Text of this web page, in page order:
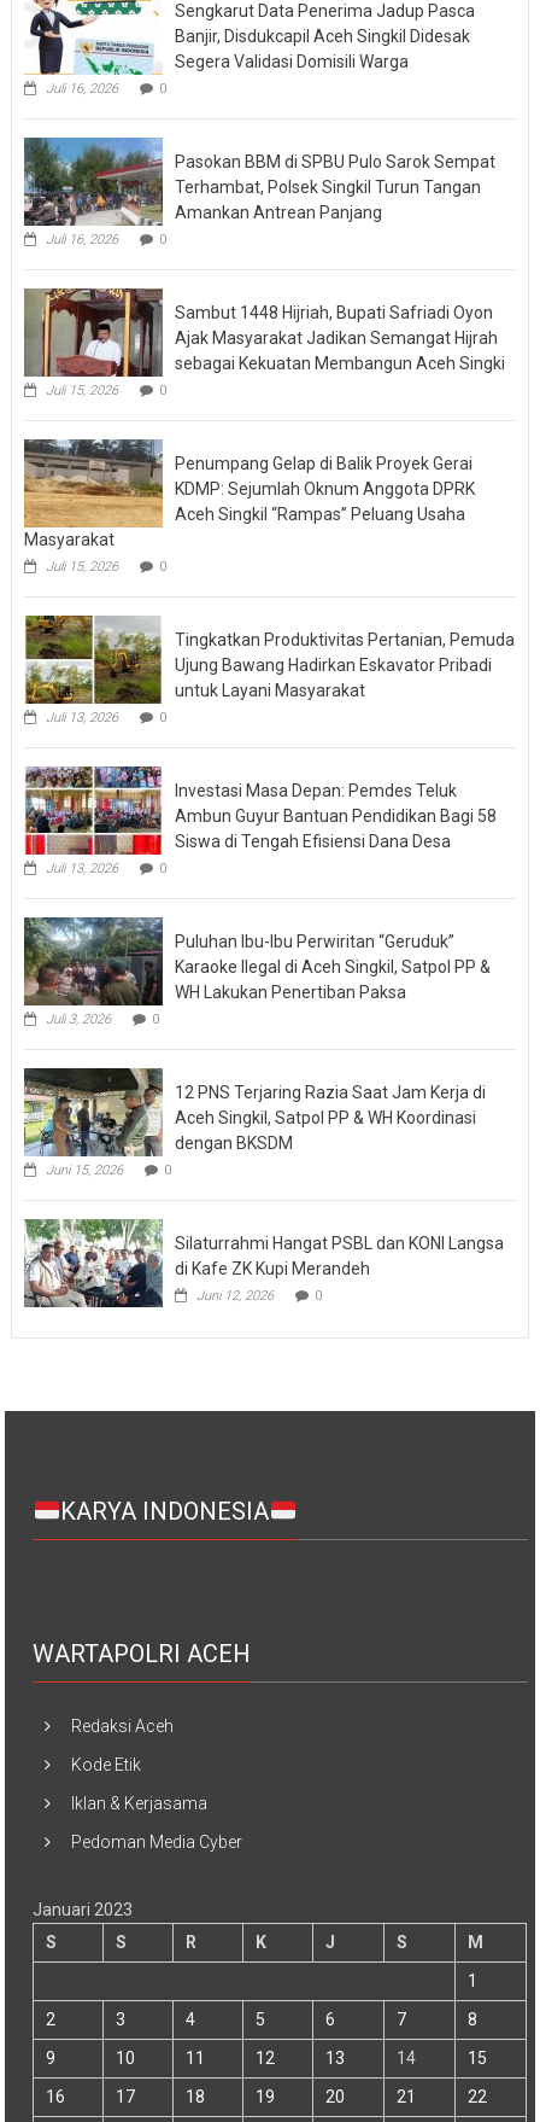
Sengkarut Data Penerima Jadup Pasca
Banjir, Disdukcapil Aceh Singkil Didesak
Segera Validasi Domisili Warga
Juli 16, 2026 0
Pasokan BBM di SPBU Pulo Sarok Sempat
Terhambat, Polsek Singkil Turun Tangan
Amankan Antrean Panjang
Juli 16, 2026 0
Sambut 1448 Hijriah, Bupati Safriadi Oyon
Ajak Masyarakat Jadikan Semangat Hijrah
sebagai Kekuatan Membangun Aceh Singki
Juli 15, 2026 0
Penumpang Gelap di Balik Proyek Gerai
KDMP: Sejumlah Oknum Anggota DPRK
Aceh Singkil “Rampas” Peluang Usaha
Masyarakat
Juli 15, 2026 0
Tingkatkan Produktivitas Pertanian, Pemuda
Ujung Bawang Hadirkan Eskavator Pribadi
untuk Layani Masyarakat
Juli 13, 2026 0
Investasi Masa Depan: Pemdes Teluk
Ambun Guyur Bantuan Pendidikan Bagi 58
Siswa di Tengah Efisiensi Dana Desa
Juli 13, 2026 0
Puluhan Ibu-Ibu Perwiritan “Geruduk”
Karaoke Ilegal di Aceh Singkil, Satpol PP &
WH Lakukan Penertiban Paksa
Juli 3, 2026 0
12 PNS Terjaring Razia Saat Jam Kerja di
Aceh Singkil, Satpol PP & WH Koordinasi
dengan BKSDM
Juni 15, 2026 0
Silaturrahmi Hangat PSBL dan KONI Langsa
di Kafe ZK Kupi Merandeh
Juni 12, 2026 0
KARYA INDONESIA
WARTAPOLRI ACEH
Redaksi Aceh
Kode Etik
Iklan & Kerjasama
Pedoman Media Cyber
Januari 2023
S
S R K J S
M
1
2
3 4 5 6 7
8
9
10 11 12 13 14
15
16
17 18 19 20 21 22